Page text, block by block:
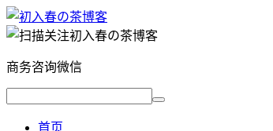
商务咨询微信
首页